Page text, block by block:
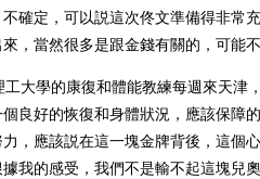
確定，可以説這次佟文準備得非常
，當然很多是跟金錢有關的，可能
大學的康復和體能教練每週來天津
良好的恢復和身體狀況，應該保障
，應該説在這一塊金牌背後，這個
我的感受，我們不是輸不起這塊兒